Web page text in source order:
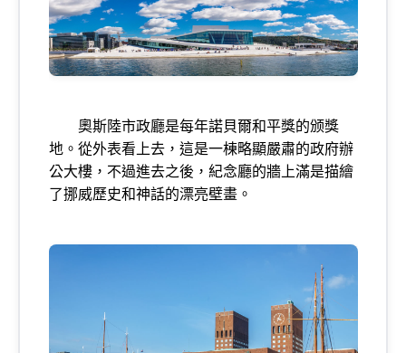
奧斯陸市政廳是每年諾貝爾和平獎的颁獎
地。從外表看上去，這是一棟略顯嚴肅的政府辦
公大樓，不過進去之後，紀念廳的牆上滿是描繪
了挪威歷史和神話的漂亮壁畫。